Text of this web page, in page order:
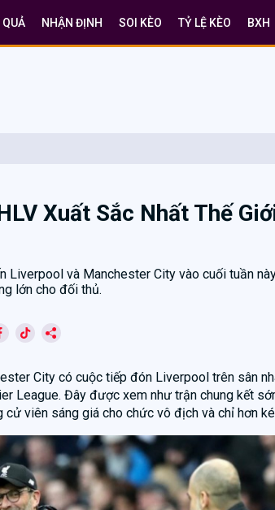
QUẢ NHẬN ĐỊNH SOI KÈO TỶ LỆ KÈO BXH
Xuất Sắc Nhất Thế
Liverpool và Manchester City vào cuối tuần
lớn cho đối thủ.
City có cuộc tiếp đón Liverpool trên sân
League. Đây được xem như trận chung kết
viên sáng giá cho chức vô địch và chỉ hơn